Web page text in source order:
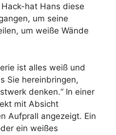
hat Hans diese
um seine
um weiße Wände
ist alles weiß und
Sie hereinbringen,
denken.“ In einer
mit Absicht
Aufprall angezeigt. Ein
ein weißes